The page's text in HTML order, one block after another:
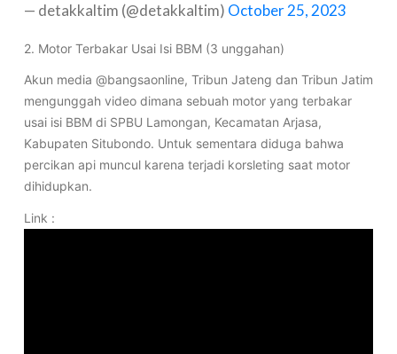
— detakkaltim (@detakkaltim) October 25, 2023
2. Motor Terbakar Usai Isi BBM (3 unggahan)
Akun media @bangsaonline, Tribun Jateng dan Tribun Jatim
mengunggah video dimana sebuah motor yang terbakar
usai isi BBM di SPBU Lamongan, Kecamatan Arjasa,
Kabupaten Situbondo. Untuk sementara diduga bahwa
percikan api muncul karena terjadi korsleting saat motor
dihidupkan.
Link :